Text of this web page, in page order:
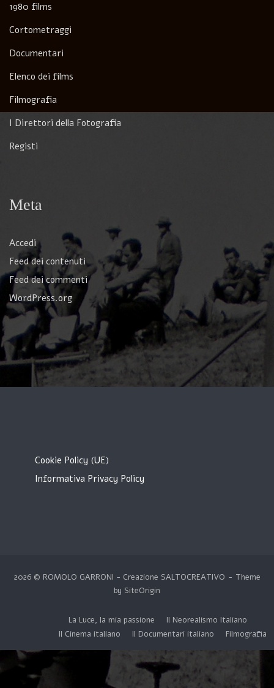
1980 films
Cortometraggi
Documentari
Elenco dei films
Filmografia
I Direttori della Fotografia
Registi
Meta
Accedi
Feed dei contenuti
Feed dei commenti
WordPress.org
Cookie Policy (UE)
Informativa Privacy Policy
2026 © ROMOLO GARRONI - Creazione SALTOCREATIVO
Theme
by SiteOrigin
La Luce, la mia passione
Il Neorealismo Italiano
Il Cinema italiano
Il Documentari italiano Filmografia